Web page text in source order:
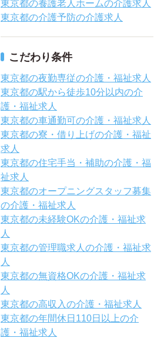
東京都の養護老人ホームの介護求人
東京都の介護予防の介護求人
こだわり条件
東京都の夜勤専従の介護・福祉求人
東京都の駅から徒歩10分以内の介
護・福祉求人
東京都の車通勤可の介護・福祉求人
東京都の寮・借り上げの介護・福祉
求人
東京都の住宅手当・補助の介護・福
祉求人
東京都のオープニングスタッフ募集
の介護・福祉求人
東京都の未経験OKの介護・福祉求
人
東京都の管理職求人の介護・福祉求
人
東京都の無資格OKの介護・福祉求
人
東京都の高収入の介護・福祉求人
東京都の年間休日110日以上の介
護・福祉求人